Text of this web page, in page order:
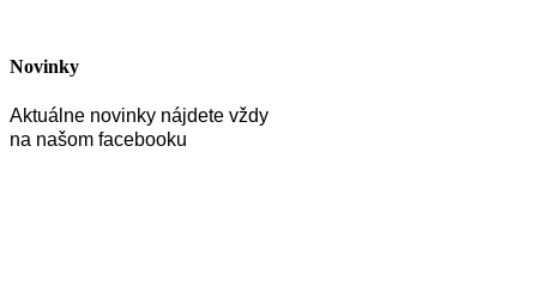
Novinky
Aktuálne novinky nájdete vždy
na našom facebooku